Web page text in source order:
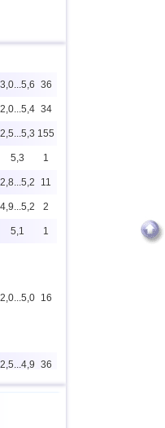
3,0...5,6 36
2,0...5,4 34
2,5...5,3 155
5,3 1
2,8...5,2 11
4,9...5,2 2
5,1 1
2,0...5,0 16
2,5...4,9 36
3,0...4,9 5